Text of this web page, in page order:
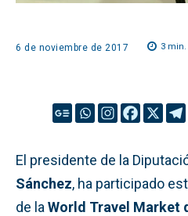
6 de noviembre de 2017 3 min.
El presidente de la
Sánchez, ha participado
de la World Travel Market